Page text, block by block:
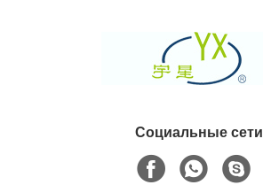
Социальные сети